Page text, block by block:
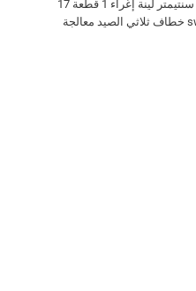
سنتيمتر/10 سنتيمتر/12 سنتيمتر/14 سنتيمتر لينة إغراء 1 قطعة 17